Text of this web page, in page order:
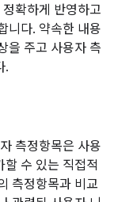
확하게 반영하고
니다. 약속한 내용
을 주고 사용자 측
.
측정항목은 사용
수 있는 직접적
측정항목과 비교